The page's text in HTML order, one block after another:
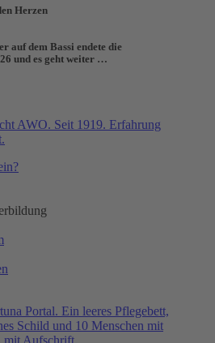
Herzen
auf dem Bassi endete die
und es geht weiter …